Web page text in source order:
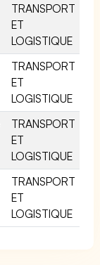
TRANSPORT
ET
LOGISTIQUE
TRANSPORT
ET
LOGISTIQUE
TRANSPORT
ET
LOGISTIQUE
TRANSPORT
ET
LOGISTIQUE